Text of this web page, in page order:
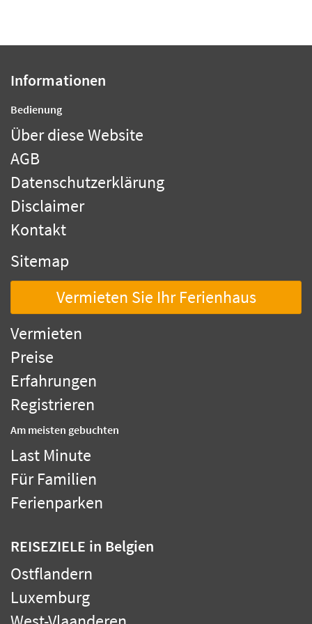
Informationen
Bedienung
Über diese Website
AGB
Datenschutzerklärung
Disclaimer
Kontakt
Sitemap
Vermieten Sie Ihr Ferienhaus
Vermieten
Preise
Erfahrungen
Registrieren
Am meisten gebuchten
Last Minute
Für Familien
Ferienparken
REISEZIELE in Belgien
Ostflandern
Luxemburg